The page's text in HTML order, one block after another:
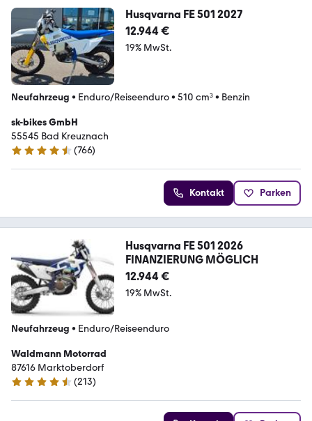
Husqvarna FE 501 2027
12.944 €
19% MwSt.
Neufahrzeug • Enduro/Reiseenduro• 510 cm³• Benzin
sk-bikes GmbH
55545 Bad Kreuznach
4.7 Sterne
(766)
Kontakt Parken
Husqvarna FE 501 2026
FINANZIERUNG MÖGLICH
12.944 €
19% MwSt.
Neufahrzeug • Enduro/Reiseenduro
Waldmann Motorrad
87616 Marktoberdorf
4.7 Sterne
(213)